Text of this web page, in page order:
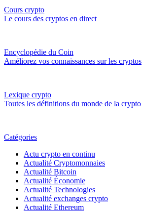
Cours crypto
Le cours des cryptos en direct
Encyclopédie du Coin
Améliorez vos connaissances sur les cryptos
Lexique crypto
Toutes les définitions du monde de la crypto
Catégories
Actu crypto en continu
Actualité Cryptomonnaies
Actualité Bitcoin
Actualité Économie
Actualité Technologies
Actualité exchanges crypto
Actualité Ethereum